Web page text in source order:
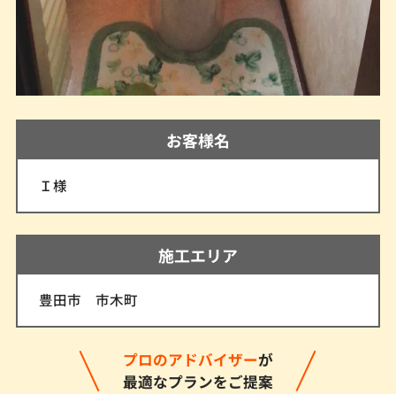
お客様名
Ｉ様
施工エリア
豊田市 市木町
プロのアドバイザーが
最適なプランをご提案